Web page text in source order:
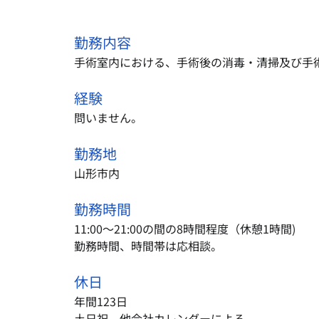
勤務内容
手術室内における、手術後の消毒・清掃及び手
経験
問いません。
勤務地
山形市内
勤務時間
11:00～21:00の間の8時間程度（休憩1時間)
勤務時間、時間帯は応相談。
休日
年間123日